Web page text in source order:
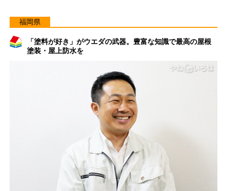
福岡県
「塗料が好き」がウエダの武器。豊富な知識で最高の屋根
塗装・屋上防水を